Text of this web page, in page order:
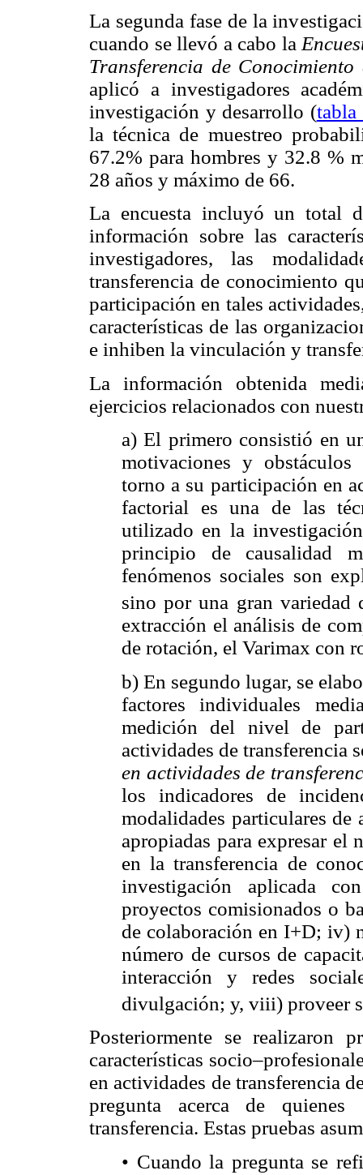
La segunda fase de la
cuando se llevó a cabo la
Transferencia de
aplicó a investigadores
investigación y desarrollo (tabla
la técnica de muestreo
67.2% para hombres y 32.8 %
28 años y máximo de 66.
La encuesta incluyó un total
información sobre las
investigadores, las
transferencia de conocimiento
participación en tales
características de las
e inhiben la vinculación y
La información obtenida
ejercicios relacionados con
a) El primero consistió en
motivaciones y
torno a su participación en
factorial es una de las
utilizado en la
principio de causalidad
fenómenos sociales son
sino por una gran variedad
extracción el análisis de
de rotación, el Varimax con
b) En segundo lugar, se
factores individuales
medición del nivel de
actividades de transferencia
en actividades de
los indicadores de
modalidades particulares de
apropiadas para expresar
en la transferencia de
investigación aplicada
proyectos comisionados o
de colaboración en I+D; iv)
número de cursos de
interacción y redes
divulgación; y, viii) proveer
Posteriormente se realizaron
características
en actividades de transferencia
pregunta acerca de
transferencia. Estas pruebas
• Cuando la pregunta se